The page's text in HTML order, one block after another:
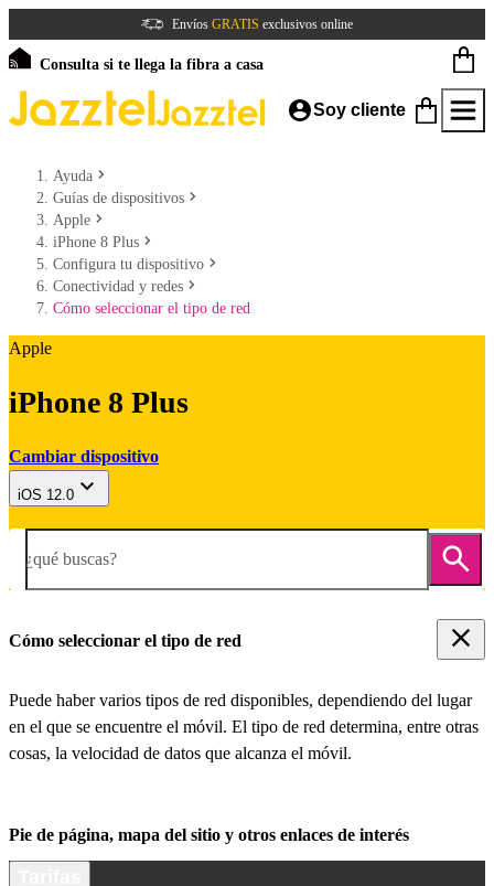
Envíos GRATIS exclusivos online
Consulta si te llega la fibra a casa
Soy cliente
Ayuda
Guías de dispositivos
Apple
iPhone 8 Plus
Configura tu dispositivo
Conectividad y redes
Cómo seleccionar el tipo de red
Apple
iPhone 8 Plus
Cambiar dispositivo
iOS 12.0
¿qué buscas?
Cómo seleccionar el tipo de red
Puede haber varios tipos de red disponibles, dependiendo del lugar
en el que se encuentre el móvil. El tipo de red determina, entre otras
cosas, la velocidad de datos que alcanza el móvil.
Pie de página, mapa del sitio y otros enlaces de interés